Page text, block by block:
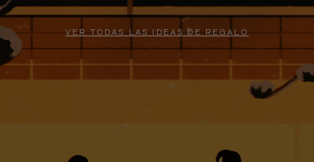
VER TODAS LAS IDEAS DE REGALO